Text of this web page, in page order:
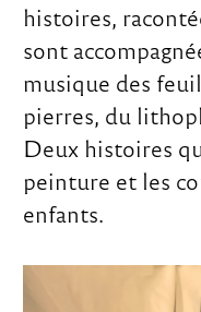
histoires,
sont
musique des
pierres, du
Deux histoires
peinture et les
enfants.